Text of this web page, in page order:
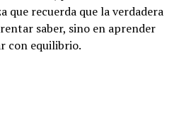
que recuerda que la verdadera
saber, sino en aprender
con equilibrio.